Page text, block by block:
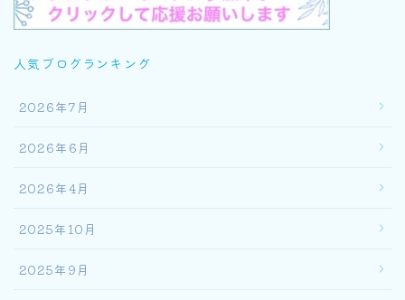
人気ブログランキング
2026年7月
2026年6月
2026年4月
2025年10月
2025年9月